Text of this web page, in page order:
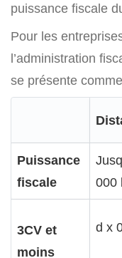
puissance fiscale
Pour les
l’administration
se présente
Puissance
fiscale
000
3CV et
moins
d x